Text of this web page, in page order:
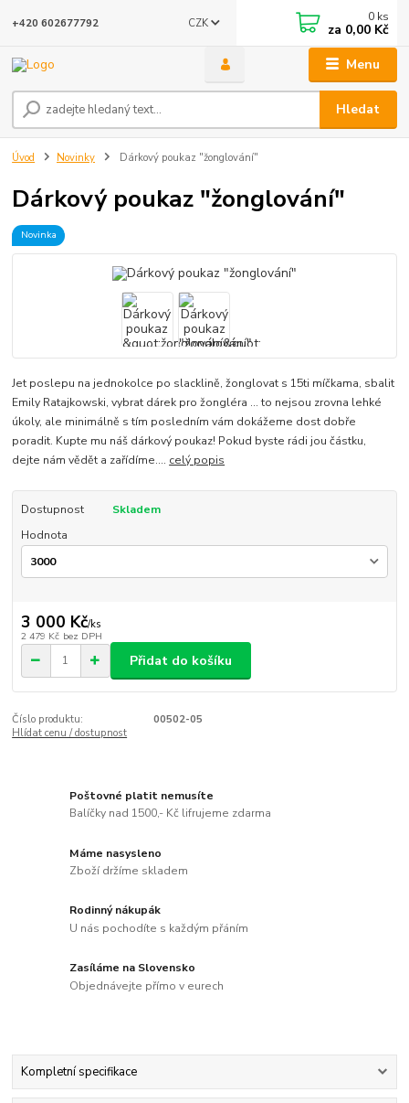
Menu
CZK
Hledat
+420 602677792 0 ks
za 0,00 Kč
Úvod Novinky Dárkový poukaz "žonglování"
Dárkový poukaz "žonglování"
Novinka
Jet poslepu na jednokolce po slacklině, žonglovat s 15ti míčkama, sbalit
Emily Ratajkowski, vybrat dárek pro žongléra ... to nejsou zrovna lehké
úkoly, ale minimálně s tím posledním vám dokážeme dost dobře
poradit. Kupte mu náš dárkový poukaz! Pokud byste rádi jou částku,
dejte nám vědět a zařídíme.... celý popis
Dostupnost
Skladem
Hodnota
3 000 Kč/ks
2 479 Kč bez DPH
Přidat do košíku
Číslo produktu:
00502-05
Hlídat cenu / dostupnost
Poštovné platit nemusíte
Balíčky nad 1500,- Kč lifrujeme zdarma
Máme nasysleno
Zboží držíme skladem
Rodinný nákupák
U nás pochodíte s každým přáním
Zasíláme na Slovensko
Objednávejte přímo v eurech
Kompletní specifikace